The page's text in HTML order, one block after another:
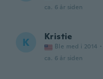
ca. 6 år siden
K Kristie
Ble med i 2014 ·
ca. 6 år siden